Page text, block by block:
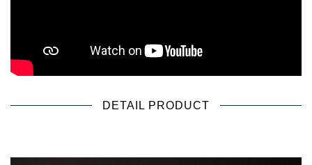
DETAIL PRODUCT